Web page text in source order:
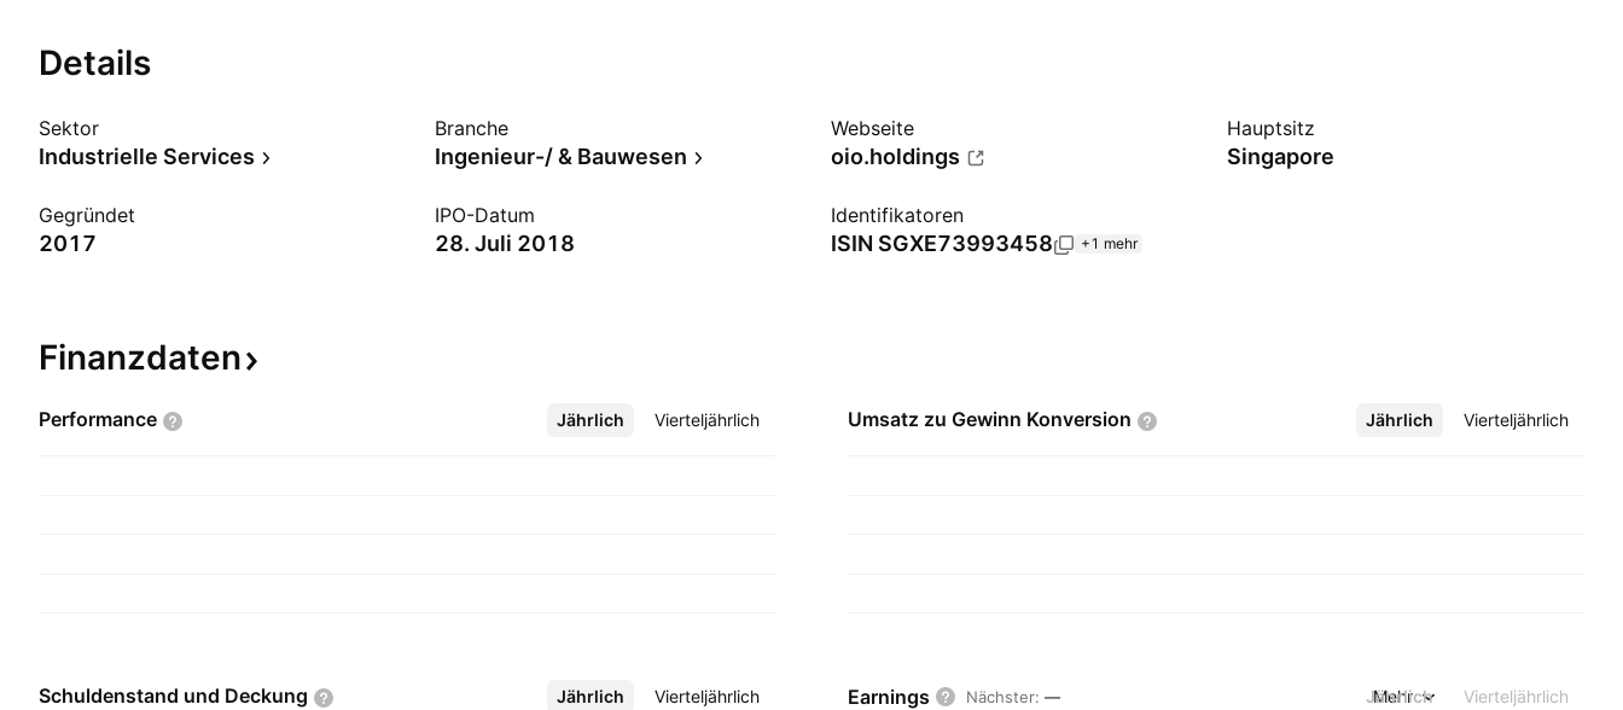
Details
Sektor
Industrielle Services
Branche
Ingenieur-/ & Bauwesen
Webseite
oio.holdings
Hauptsitz
Singapore
Gegründet
2017
IPO-Datum
28. Juli 2018
Identifikatoren
ISIN SGXE73993458 +1 mehr
Finanzdaten
Performance Jährlich Vierteljährlich
Mehr Umsatz zu Gewinn Konversion Jährlich Vierteljährlich
Mehr
Schuldenstand und Deckung Jährlich Vierteljährlich
Mehr Earnings Nächster: — Jährlich Vierteljährlich
Mehr